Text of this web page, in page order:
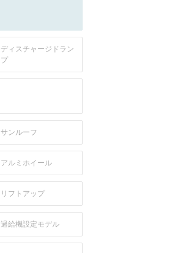
ディスチャージドラン
プ
サンルーフ
アルミホイール
リフトアップ
過給機設定モデル